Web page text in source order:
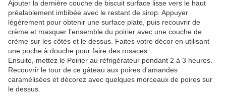
Ajouter la dernière couche de biscuit surface lisse vers le haut
préalablement imbibée avec le restant de sirop. Appuyer
légèrement pour obtenir une surface plate, puis recouvrir de
crème et masquer l’ensemble du poirier avec une couche de
crème sur les côtés et le dessus. Faites votre décor en utilisant
une poche à douche pour faire des rosaces
Ensuite, mettez le Poirier au réfrigérateur pendant 2 à 3 heures.
Recouvrir le tour de ce gâteau aux poires d'amandes
caramélisées et décorez avec quelques morceaux de poires sur
le dessus.